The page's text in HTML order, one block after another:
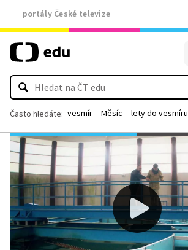
portály České televize
Často hledáte: vesmír Měsíc lety do vesmíru